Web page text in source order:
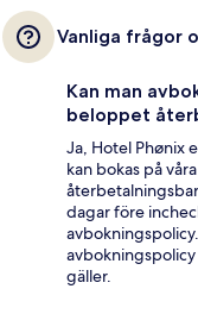
Vanliga frågor
Kan man
beloppet
Ja, Hotel Phønix
kan bokas på
dagar före
gäller.